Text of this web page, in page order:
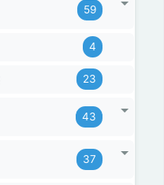
59
4
23
43
37